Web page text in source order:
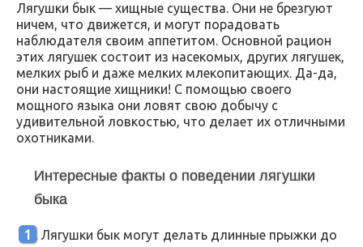
Лягушки бык — хищные существа. Они не брезгуют
ничем, что движется, и могут порадовать
наблюдателя своим аппетитом. Основной рацион
этих лягушек состоит из насекомых, других лягушек,
мелких рыб и даже мелких млекопитающих. Да-да,
они настоящие хищники! С помощью своего
мощного языка они ловят свою добычу с
удивительной ловкостью, что делает их отличными
охотниками.
Интересные факты о поведении лягушки
быка
Лягушки бык могут делать длинные прыжки до